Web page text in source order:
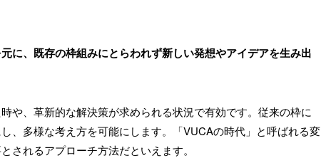
に、既存の枠組みにとらわれず新しい発想やアイデアを生み出
や、革新的な解決策が求められる状況で有効です。従来の枠に
、多様な考え方を可能にします。「VUCAの時代」と呼ばれる変
されるアプローチ方法だといえます。